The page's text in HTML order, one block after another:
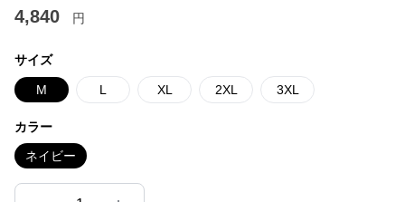
4,840 円
サイズ
M L XL 2XL 3XL
カラー
ネイビー